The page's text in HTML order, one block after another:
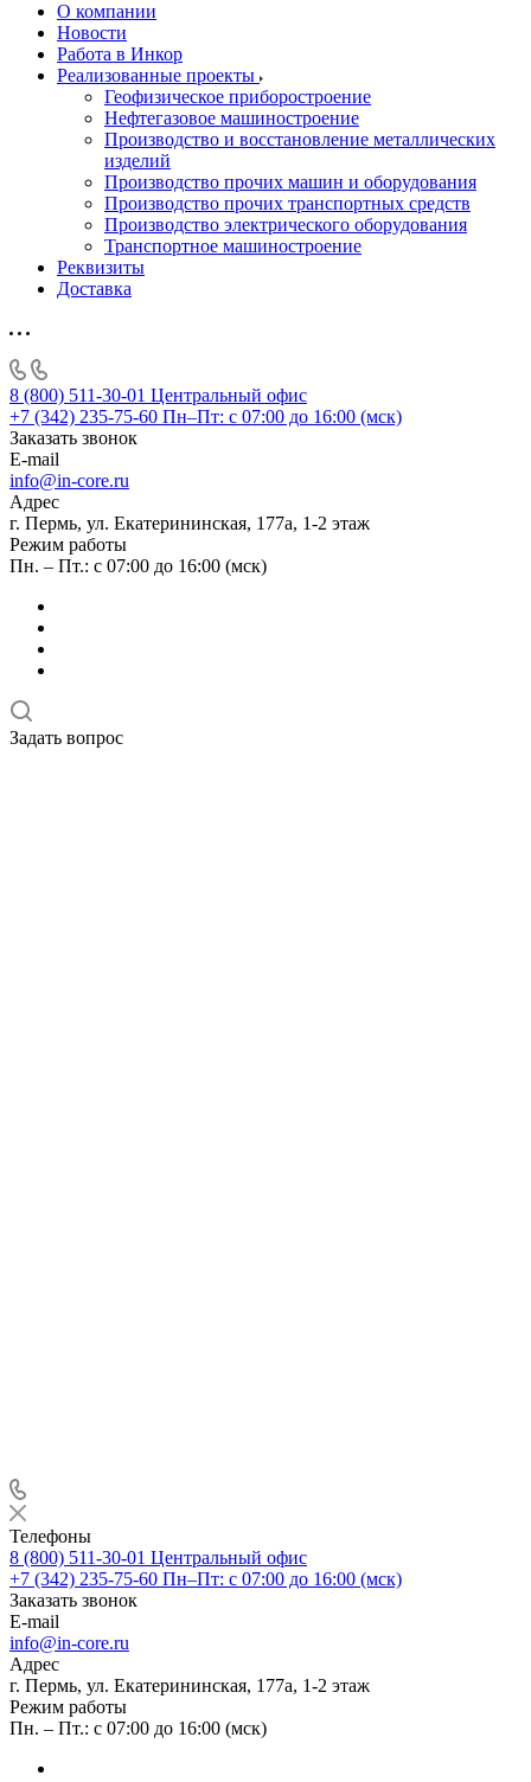
О компании
Новости
Работа в Инкор
Реализованные проекты
Геофизическое приборостроение
Нефтегазовое машиностроение
Производство и восстановление металлических
изделий
Производство прочих машин и оборудования
Производство прочих транспортных средств
Производство электрического оборудования
Транспортное машиностроение
Реквизиты
Доставка
8 (800) 511-30-01 Центральный офис
+7 (342) 235-75-60 Пн–Пт: с 07:00 до 16:00 (мск)
Заказать звонок
E-mail
info@in-core.ru
Адрес
г. Пермь, ул. ​Екатерининская, 177а, ​1-2 этаж
Режим работы
Пн. – Пт.: с 07:00 до 16:00 (мск)
Задать вопрос
Телефоны
8 (800) 511-30-01 Центральный офис
+7 (342) 235-75-60 Пн–Пт: с 07:00 до 16:00 (мск)
Заказать звонок
E-mail
info@in-core.ru
Адрес
г. Пермь, ул. ​Екатерининская, 177а, ​1-2 этаж
Режим работы
Пн. – Пт.: с 07:00 до 16:00 (мск)